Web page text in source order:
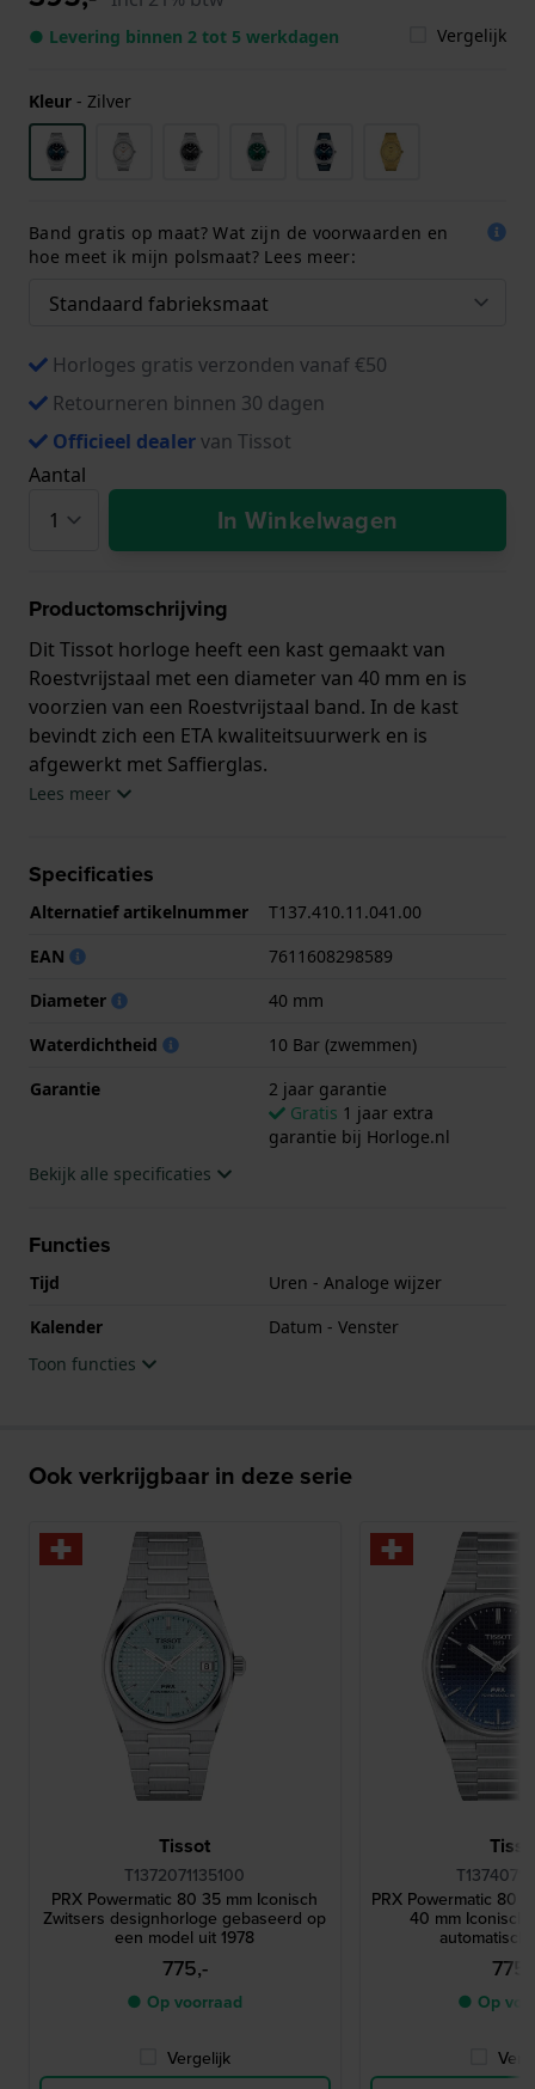
● Levering binnen 2 tot 5 werkdagen Vergelijk
Kleur - Zilver
Band gratis op maat? Wat zijn de voorwaarden en
hoe meet ik mijn polsmaat? Lees meer:
Horloges gratis verzonden vanaf €50
Retourneren binnen 30 dagen
Officieel dealervan Tissot
Aantal
In Winkelwagen
Productomschrijving
Dit Tissot horloge heeft een kast gemaakt van
Roestvrijstaal met een diameter van 40 mm en is
voorzien van een Roestvrijstaal band. In de kast
bevindt zich een ETA kwaliteitsuurwerk en is
afgewerkt met Saffierglas.
horloge geleverd met 2 jaar garantie.
Lees meer
Specificaties
Alternatief artikelnummer
T137.410.11.041.00
EAN
7611608298589
Diameter
40 mm
Waterdichtheid
10 Bar (zwemmen)
Garantie
2 jaar garantie
Gratis 1 jaar extra
garantie bij Horloge.nl
Bekijk alle specificaties
Functies
Tijd
Uren - Analoge wijzer
Kalender
Datum - Venster
Toon functies
Ook verkrijgbaar in deze serie
Tissot
T1372071135100
PRX Powermatic 80 35 mm Iconisch
Zwitsers designhorloge gebaseerd op
een model uit 1978
775,-
● Op voorraad
Vergelijk
PRX Powermatic 80
40 mm Iconisch
● Op